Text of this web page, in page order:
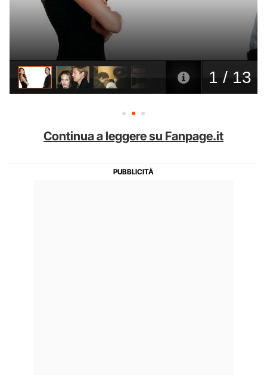
Continua a leggere su Fanpage.it